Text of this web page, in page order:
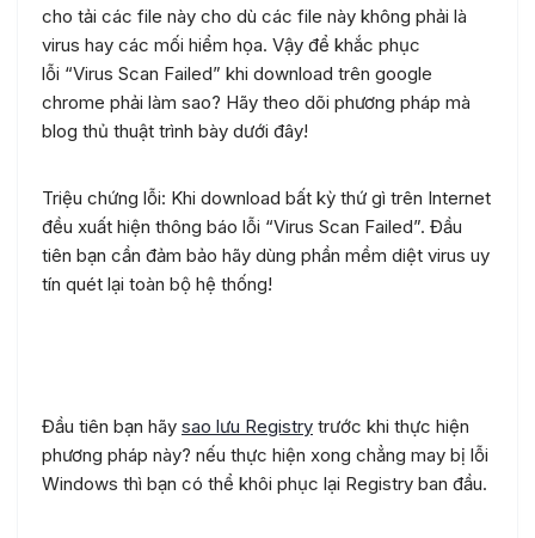
cho tải các file này cho dù các file này không phải là
virus hay các mối hiểm họa. Vậy để khắc phục
lỗi “Virus Scan Failed” khi download trên google
chrome phải làm sao? Hãy theo dõi phương pháp mà
blog thủ thuật trình bày dưới đây!
Triệu chứng lỗi: Khi download bất kỳ thứ gì trên Internet
đều xuất hiện thông báo lỗi “Virus Scan Failed”. Đầu
tiên bạn cần đảm bảo hãy dùng phần mềm diệt virus uy
tín quét lại toàn bộ hệ thống!
Đầu tiên bạn hãy sao lưu Registry trước khi thực hiện
phương pháp này? nếu thực hiện xong chẳng may bị lỗi
Windows thì bạn có thể khôi phục lại Registry ban đầu.